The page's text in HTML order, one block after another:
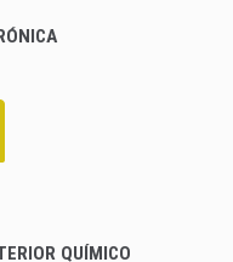
QUÍMICO